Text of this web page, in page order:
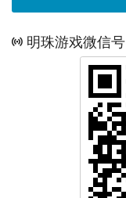
明珠游戏微信号